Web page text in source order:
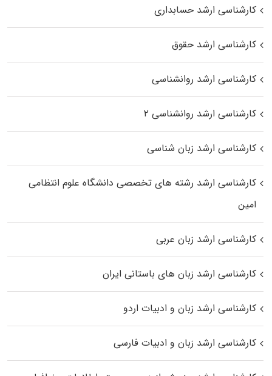
کارشناسی ارشد حسابداری
کارشناسی ارشد حقوق
کارشناسی ارشد روانشناسی
کارشناسی ارشد روانشناسی ۲
کارشناسی ارشد زبان شناسی
کارشناسی ارشد رﺷﺘﻪ ﻫﺎی تخصصی داﻧﺸﮕﺎه ﻋﻠﻮم انتظامی
اﻣﻴﻦ
کارشناسی ارشد زبان عربی
کارشناسی ارشد زبان‌ های باستانی ایران
کارشناسی ارشد زبان و ادبیات اردو
کارشناسی ارشد زبان و ادبیات فارسی